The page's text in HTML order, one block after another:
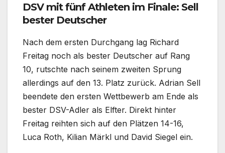
DSV mit fünf Athleten im Finale: Sell
bester Deutscher
Nach dem ersten Durchgang lag Richard
Freitag noch als bester Deutscher auf Rang
10, rutschte nach seinem zweiten Sprung
allerdings auf den 13. Platz zurück. Adrian Sell
beendete den ersten Wettbewerb am Ende als
bester DSV-Adler als Elfter. Direkt hinter
Freitag reihten sich auf den Plätzen 14-16,
Luca Roth, Kilian Märkl und David Siegel ein.